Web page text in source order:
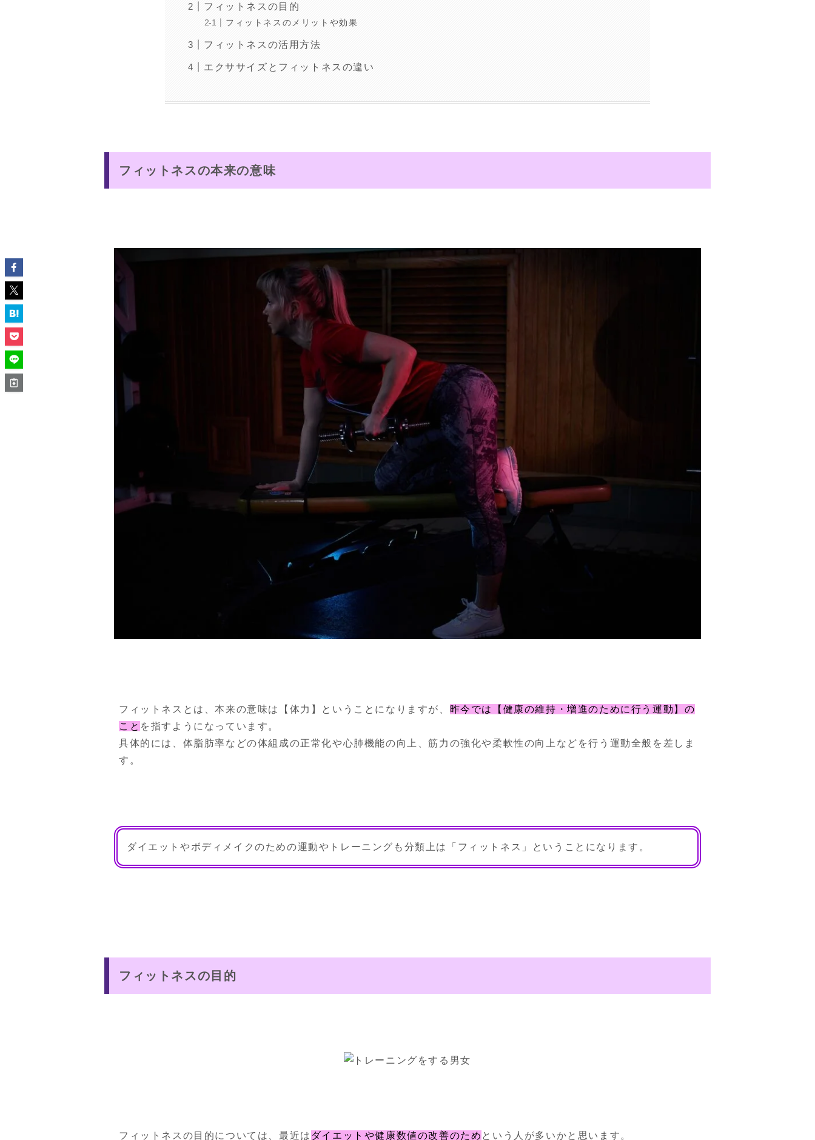
フィットネスの目的
フィットネスのメリットや効果
フィットネスの活用方法
エクササイズとフィットネスの違い
フィットネスの本来の意味
フィットネスとは、本来の意味は【体力】ということになりますが、 昨今では【健康の維持・増進のために行う運動】の
こと を指すようになっています。
具体的には、体脂肪率などの体組成の正常化や心肺機能の向上、筋力の強化や柔軟性の向上などを行う運動全般を差しま
す。
ダイエットやボディメイクのための運動やトレーニングも分類上は「フィットネス」ということになります。
フィットネスの目的
フィットネスの目的については、最近は ダイエットや健康数値の改善のため という人が多いかと思います。